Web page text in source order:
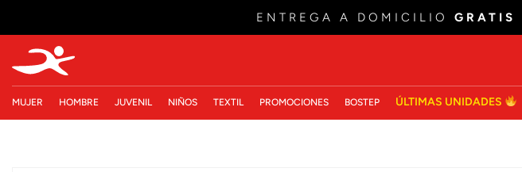
ENTREGA A DOMICILIO GRATIS
MUJER HOMBRE JUVENIL NIÑOS TEXTIL PROMOCIONES BOSTEP ÚLTIMAS UNIDADES